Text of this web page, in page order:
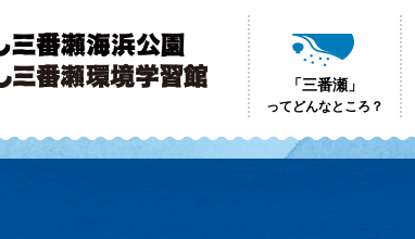
「三番瀬」
ってどんなところ？